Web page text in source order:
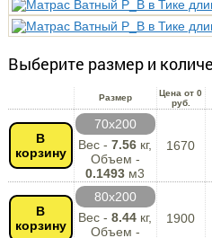
Выберите размер и
Размер
Цена от 0
руб.
В
корзину
70х200
Вес -7.56 кг,
Объем -
0.1493 м3
1670
В
корзину
80х200
Вес -8.44 кг,
Объем -
1900